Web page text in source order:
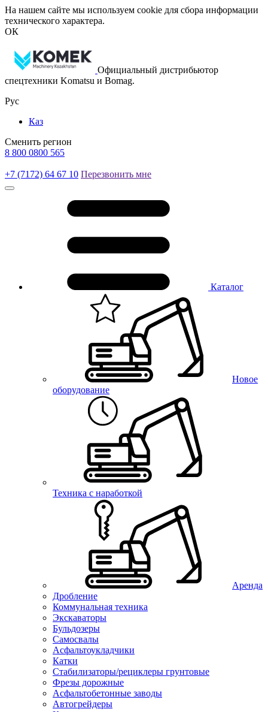
На нашем сайте мы используем cookie для сбора информации
технического характера.
ОК
Официальный дистрибьютор
спецтехники Komatsu и Bomag.
Рус
Каз
Сменить регион
8 800 0800 565
+7 (7172) 64 67 10 Перезвонить мне
Каталог
Новое
оборудование
Техника с наработкой
Аренда
Дробление
Коммунальная техника
Экскаваторы
Бульдозеры
Самосвалы
Асфальтоукладчики
Катки
Стабилизаторы/рециклеры грунтовые
Фрезы дорожные
Асфальтобетонные заводы
Автогрейдеры